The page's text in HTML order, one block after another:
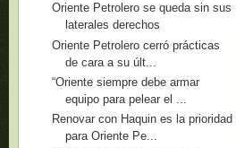
Oriente Petrolero se queda sin sus
laterales derechos
Oriente Petrolero cerró prácticas
de cara a su últ...
“Oriente siempre debe armar
equipo para pelear el ...
Renovar con Haquin es la prioridad
para Oriente Pe...